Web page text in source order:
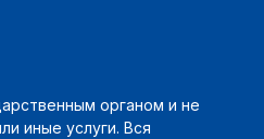
органом и не
иные услуги. Вся